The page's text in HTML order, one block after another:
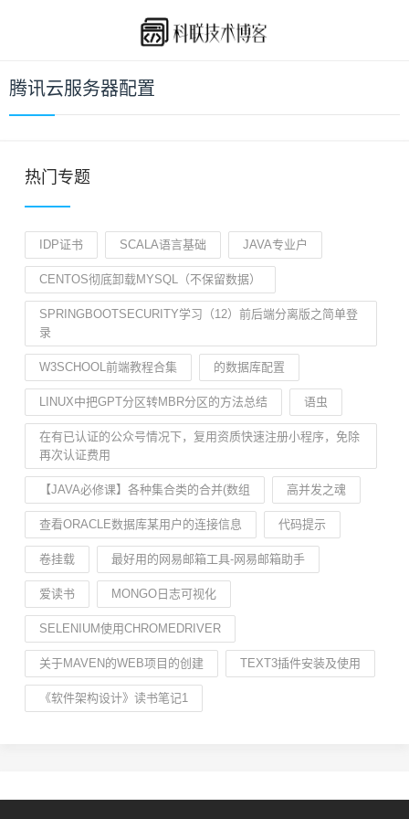
腾讯云服务器配置
热门专题
IDP证书 SCALA语言基础 JAVA专业户
CENTOS彻底卸载MYSQL（不保留数据）
SPRINGBOOTSECURITY学习（12）前后端分离版之简单登
录
W3SCHOOL前端教程合集 的数据库配置
LINUX中把GPT分区转MBR分区的方法总结 语虫
在有已认证的公众号情况下，复用资质快速注册小程序，免除
再次认证费用
【JAVA必修课】各种集合类的合并(数组 高并发之魂
查看ORACLE数据库某用户的连接信息 代码提示
卷挂载 最好用的网易邮箱工具-网易邮箱助手
爱读书 MONGO日志可视化
SELENIUM使用CHROMEDRIVER
关于MAVEN的WEB项目的创建 TEXT3插件安装及使用
《软件架构设计》读书笔记1